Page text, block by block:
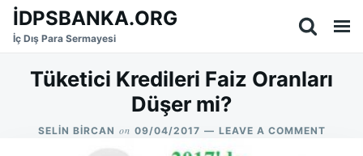
SkipSearch
for:
İDPSBANKA.ORG
İç Dış Para Sermayesi
Tüketici Kredileri Faiz Oranları
Düşer mi?
SELIN BIRCAN on 09/04/2017 LEAVE A COMMENTON